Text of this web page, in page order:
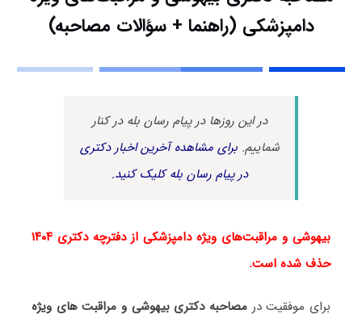
دامپزشکی (راهنما + سؤالات مصاحبه)
در این روزها در پیام رسان بله در کنار
شماییم.برای مشاهده آخرین اخبار دکتری
در پیام رسان بله کلیک کنید.
بیهوشی و مراقبت‌های ویژه دامپزشکی از دفترچه دکتری ۱۴۰۴
حذف شده است.
برای موفقیت در مصاحبه دکتری بیهوشی و مراقبت ‌های ویژه